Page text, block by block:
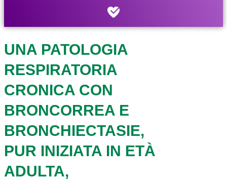
UNA PATOLOGIA
RESPIRATORIA
CRONICA CON
BRONCORREA E
BRONCHIECTASIE,
PUR INIZIATA IN ETÀ
ADULTA,